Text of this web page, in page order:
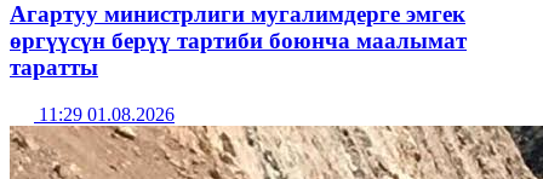
Агартуу министрлиги мугалимдерге эмгек
өргүүсүн берүү тартиби боюнча маалымат
таратты
11:29 01.08.2026